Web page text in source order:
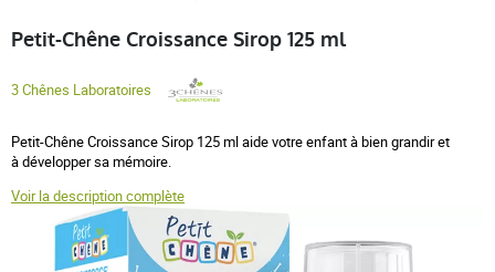
Petit-Chêne Croissance Sirop 125 ml
3 Chênes Laboratoires
Petit-Chêne Croissance Sirop 125 ml aide votre enfant à bien grandir et
à développer sa mémoire.
Voir la description complète